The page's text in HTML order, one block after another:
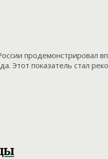
Этот показатель стал